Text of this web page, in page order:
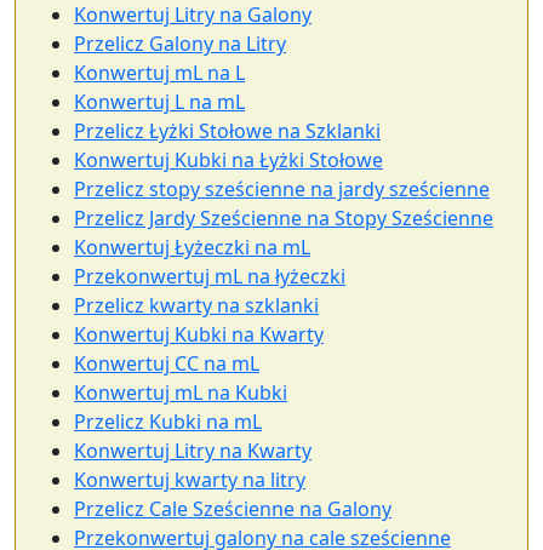
Konwertuj Litry na Galony
Przelicz Galony na Litry
Konwertuj mL na L
Konwertuj L na mL
Przelicz Łyżki Stołowe na Szklanki
Konwertuj Kubki na Łyżki Stołowe
Przelicz stopy sześcienne na jardy sześcienne
Przelicz Jardy Sześcienne na Stopy Sześcienne
Konwertuj Łyżeczki na mL
Przekonwertuj mL na łyżeczki
Przelicz kwarty na szklanki
Konwertuj Kubki na Kwarty
Konwertuj CC na mL
Konwertuj mL na Kubki
Przelicz Kubki na mL
Konwertuj Litry na Kwarty
Konwertuj kwarty na litry
Przelicz Cale Sześcienne na Galony
Przekonwertuj galony na cale sześcienne